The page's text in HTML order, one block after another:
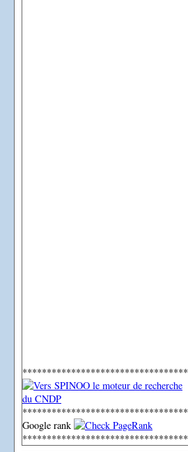
**********************************
**********************************
Google rank
**********************************